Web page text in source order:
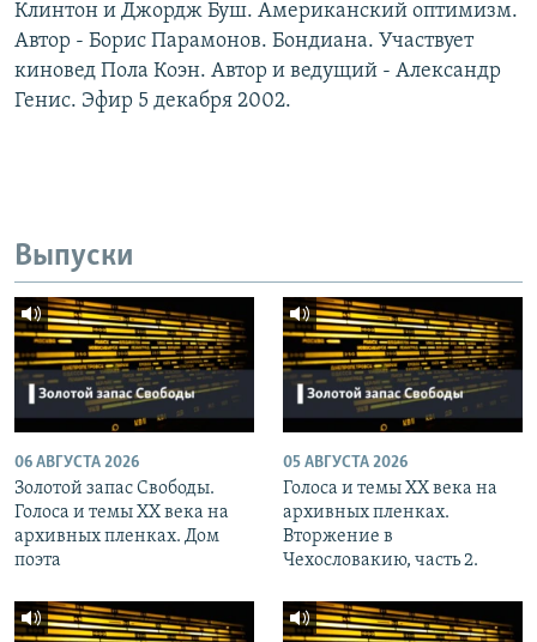
Клинтон и Джордж Буш. Американский оптимизм.
Автор - Борис Парамонов. Бондиана. Участвует
киновед Пола Коэн. Автор и ведущий - Александр
Генис. Эфир 5 декабря 2002.
Выпуски
06 АВГУСТА 2026
Золотой запас Свободы.
Голоса и темы XX века на
архивных пленках. Дом
поэта
05 АВГУСТА 2026
Голоса и темы XX века на
архивных пленках.
Вторжение в
Чехословакию, часть 2.